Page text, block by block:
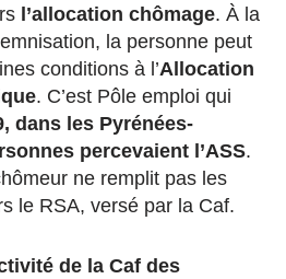
l’allocation chômage. À la
la personne peut
conditions à l’Allocation
. C’est Pôle emploi qui
dans les Pyrénées-
percevaient l’ASS.
ne remplit pas les
le RSA, versé par la Caf.
de la Caf des